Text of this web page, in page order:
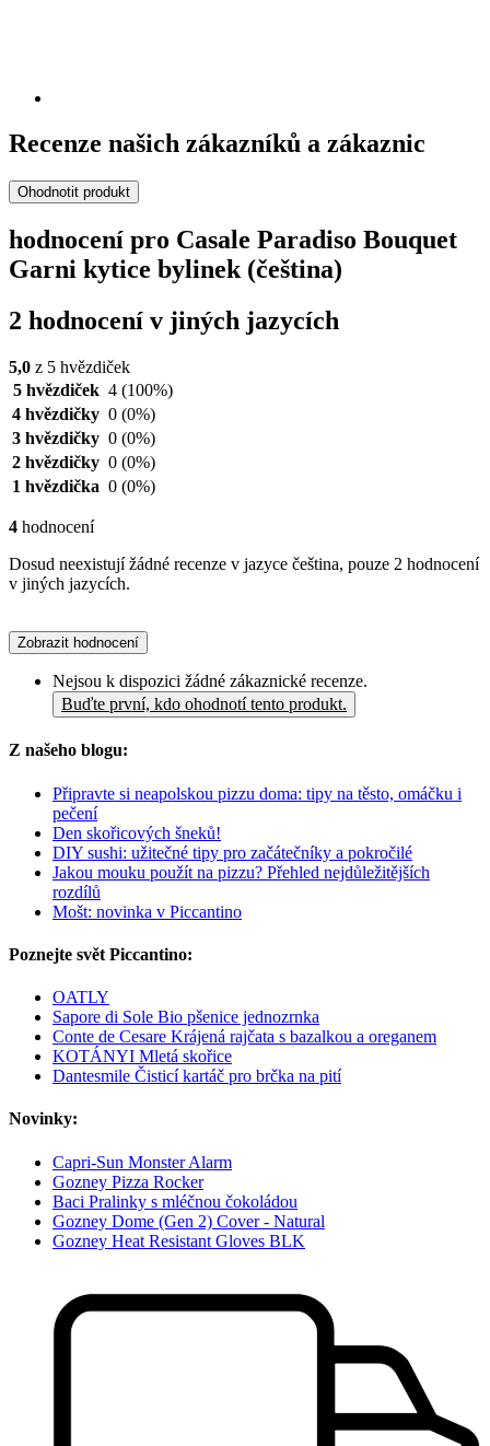
Recenze našich zákazníků a zákaznic
Ohodnotit produkt
hodnocení pro Casale Paradiso Bouquet
Garni kytice bylinek (čeština)
2 hodnocení v jiných jazycích
5,0 z 5 hvězdiček
5 hvězdiček 4 (100%)
4 hvězdičky 0 (0%)
3 hvězdičky 0 (0%)
2 hvězdičky 0 (0%)
1 hvězdička 0 (0%)
4 hodnocení
Dosud neexistují žádné recenze v jazyce čeština, pouze 2 hodnocení
v jiných jazycích.
Zobrazit hodnocení
Nejsou k dispozici žádné zákaznické recenze.
Buďte první, kdo ohodnotí tento produkt.
Z našeho blogu:
Připravte si neapolskou pizzu doma: tipy na těsto, omáčku i
pečení
Den skořicových šneků!
DIY sushi: užitečné tipy pro začátečníky a pokročilé
Jakou mouku použít na pizzu? Přehled nejdůležitějších
rozdílů
Mošt: novinka v Piccantino
Poznejte svět Piccantino:
OATLY
Sapore di Sole Bio pšenice jednozrnka
Conte de Cesare Krájená rajčata s bazalkou a oreganem
KOTÁNYI Mletá skořice
Dantesmile Čisticí kartáč pro brčka na pití
Novinky:
Capri-Sun Monster Alarm
Gozney Pizza Rocker
Baci Pralinky s mléčnou čokoládou
Gozney Dome (Gen 2) Cover - Natural
Gozney Heat Resistant Gloves BLK